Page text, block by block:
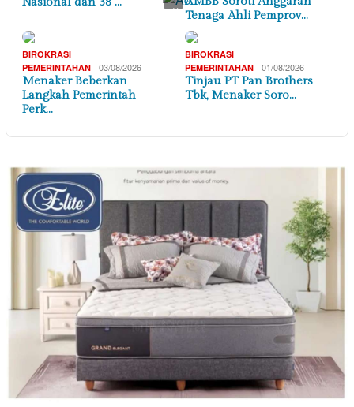
Tenaga Ahli Pemprov…
BIROKRASI
PEMERINTAHAN
03/08/2026
Menaker Beberkan
Langkah Pemerintah
Perk…
BIROKRASI
PEMERINTAHAN
01/08/2026
Tinjau PT Pan Brothers
Tbk, Menaker Soro…
×